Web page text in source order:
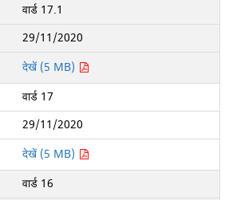
वार्ड 17.1
29/11/2020
देखें (5 MB)
वार्ड 17
29/11/2020
देखें (5 MB)
वार्ड 16